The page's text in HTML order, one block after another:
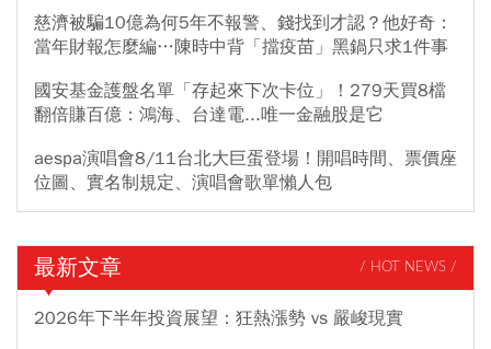
慈濟被騙10億為何5年不報警、錢找到才認？他好奇：
當年財報怎麼編…陳時中背「擋疫苗」黑鍋只求1件事
國安基金護盤名單「存起來下次卡位」！279天買8檔
翻倍賺百億：鴻海、台達電...唯一金融股是它
aespa演唱會8/11台北大巨蛋登場！開唱時間、票價座
位圖、實名制規定、演唱會歌單懶人包
最新文章 / HOT NEWS /
2026年下半年投資展望：狂熱漲勢 vs 嚴峻現實